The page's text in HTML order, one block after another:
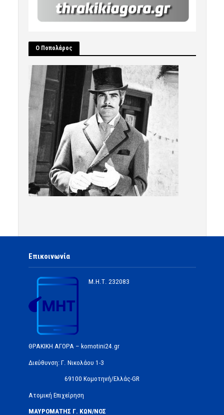
Ο Ποπολάρος
Επικοινωνία
Μ.Η.Τ. 232083
ΘΡΑΚΙΚΗ ΑΓΟΡΑ – komotini24.gr
Διεύθυνση: Γ. Νικολάου 1-3
69100 Κομοτηνή/Ελλάς-GR
Ατομική Επιχείρηση
ΜΑΥΡΟΜΑΤΗΣ Γ. ΚΩΝ/ΝΟΣ